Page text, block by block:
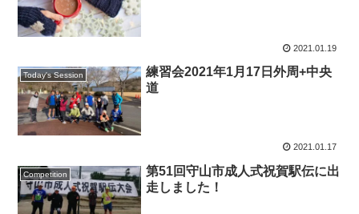
2021.01.19
Today's Session
練習会2021年1月17日外周+中央
道
2021.01.17
Competition
第51回守山市成人式祝賀駅伝に出
走しました！